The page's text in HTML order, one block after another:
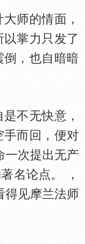
师的情面，
掌力只发了
倒，也自暗暗
不无快意，
手而回，便对
一次提出无产
名论点。 ，
得见摩兰法师